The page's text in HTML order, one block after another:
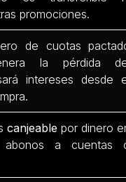
promociones.
de cuotas
la pérdida
intereses desde
canjeable por dinero
a cuentas